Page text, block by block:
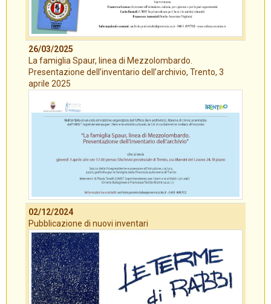
26/03/2025
La famiglia Spaur, linea di Mezzolombardo.
Presentazione dell’inventario dell’archivio, Trento, 3
aprile 2025
02/12/2024
Pubblicazione di nuovi inventari